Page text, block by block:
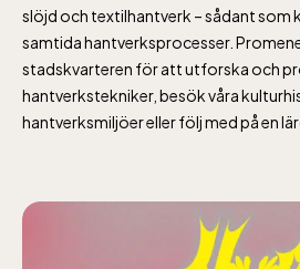
slöjd och textilhantverk – sådant som
samtida hantverksprocesser.
stadskvarteren för att utforska och
hantverkstekniker, besök våra
hantverksmiljöer eller följ med på en